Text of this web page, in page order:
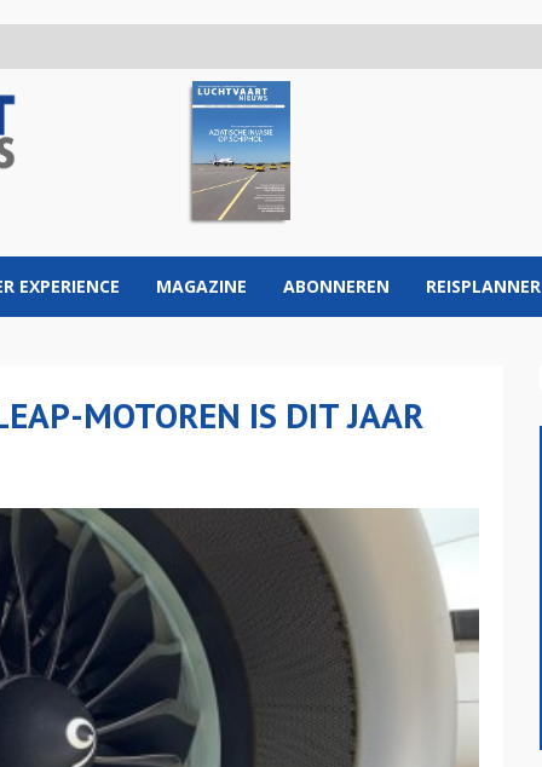
EXPERIENCE MAGAZINE ABONNEREN REISPLANNER
MOTOREN IS DIT JAAR